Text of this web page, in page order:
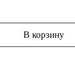
В корзину